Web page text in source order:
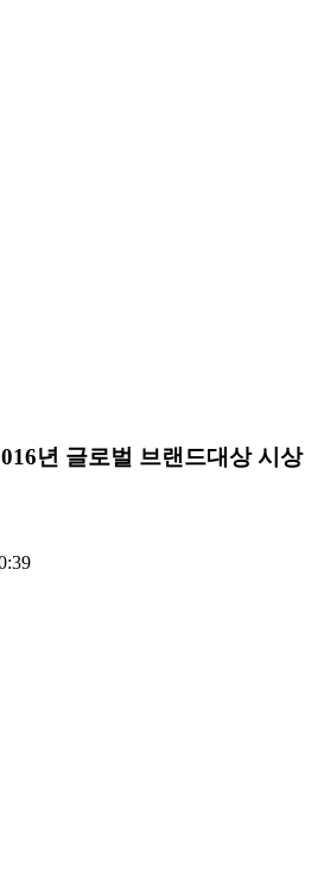
년 글로벌 브랜드대상 시상